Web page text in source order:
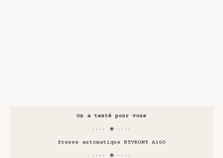
On a testé pour vous
···· ❀ ····
Presse automatique HTVRONT A100
···· ❀ ····